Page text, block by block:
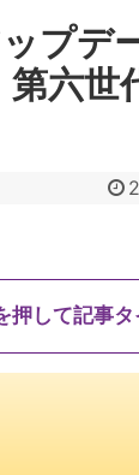
ップデ
六世
押して記事